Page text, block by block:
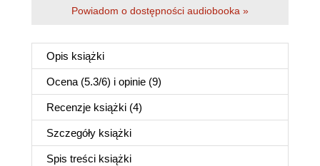
Powiadom o dostępności audiobooka »
Opis książki
Ocena (5.3/6) i opinie (9)
Recenzje książki (4)
Szczegóły książki
Spis treści książki